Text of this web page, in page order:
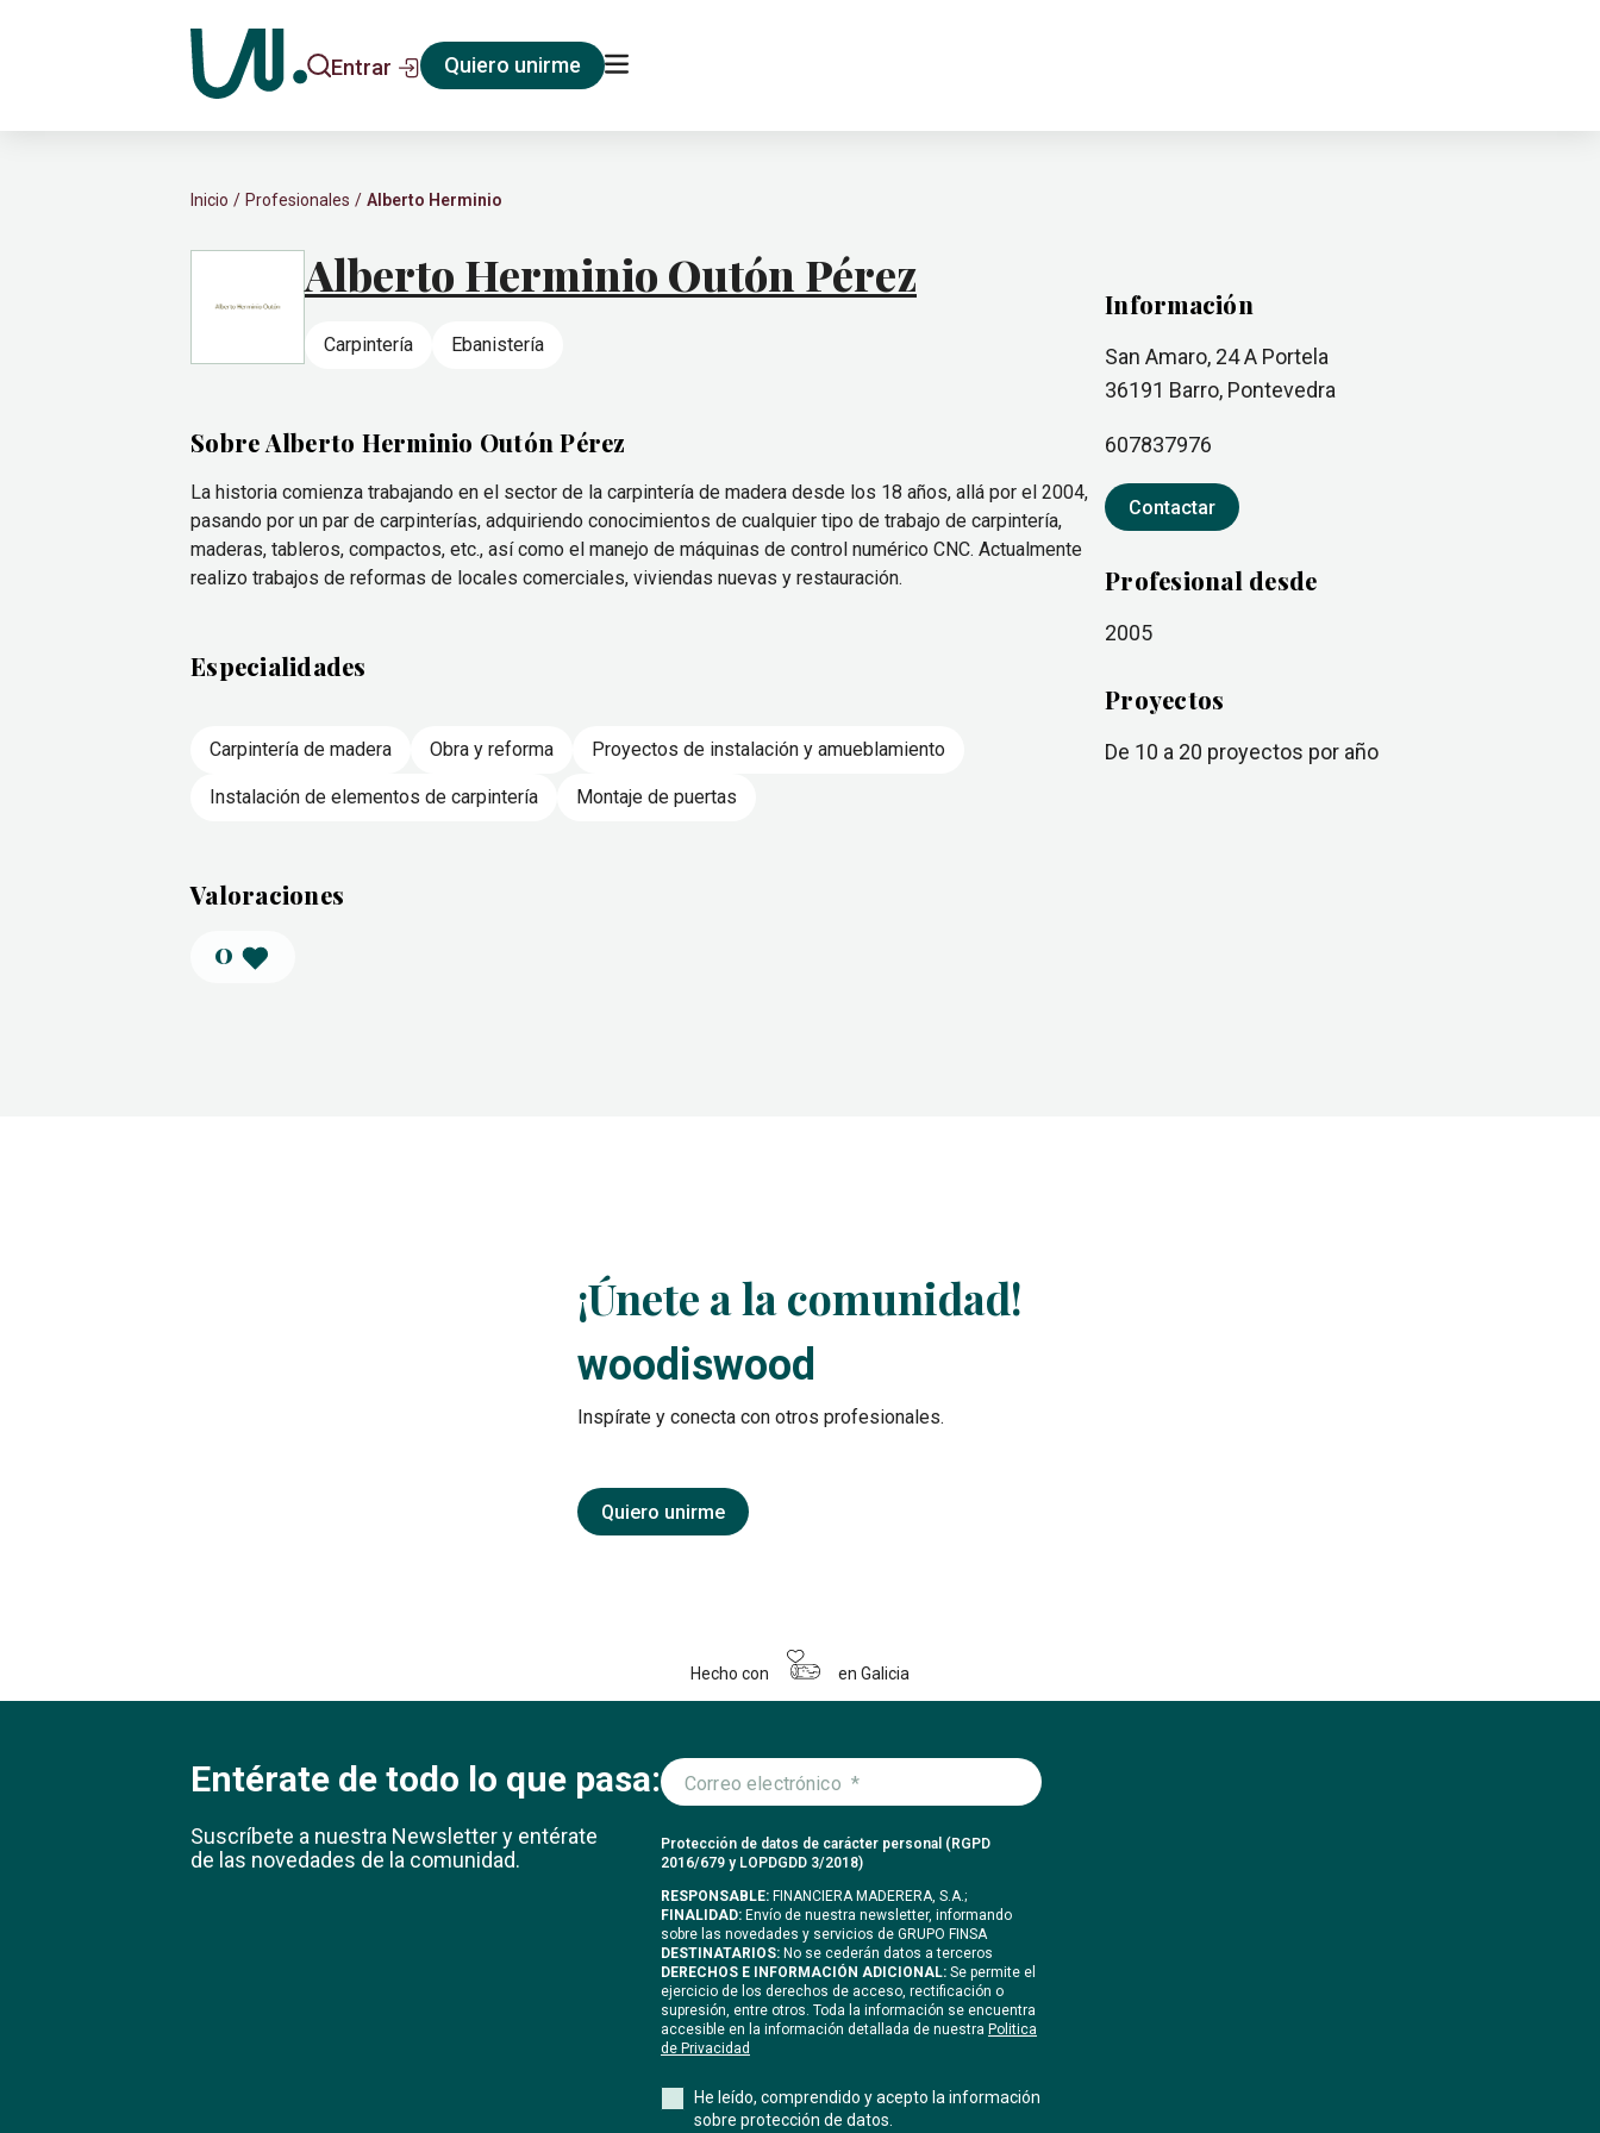
Entrar Quiero unirme
Inicio Profesionales Alberto Herminio
Alberto Herminio Outón Pérez
Carpintería Ebanistería
Sobre Alberto Herminio Outón Pérez
La historia comienza trabajando en el sector de la carpintería de madera desde los 18 años, allá por el 2004,
pasando por un par de carpinterías, adquiriendo conocimientos de cualquier tipo de trabajo de carpintería,
maderas, tableros, compactos, etc., así como el manejo de máquinas de control numérico CNC. Actualmente
realizo trabajos de reformas de locales comerciales, viviendas nuevas y restauración.
Especialidades
Carpintería de madera Obra y reforma Proyectos de instalación y amueblamiento
Instalación de elementos de carpintería Montaje de puertas
Valoraciones
0
Información
San Amaro, 24 A Portela
36191 Barro, Pontevedra
607837976
Contactar
Profesional desde
2005
Proyectos
de 10 a 20 proyectos por año
¡Únete a la comunidad!
woodiswood
Inspírate y conecta con otros profesionales.
Quiero unirme
Hecho con en Galicia
Entérate de todo lo que pasa:
Suscríbete a nuestra Newsletter y entérate
de las novedades de la comunidad.
Protección de datos de carácter personal (RGPD
2016/679 y LOPDGDD 3/2018)
RESPONSABLE: FINANCIERA MADERERA, S.A.;
FINALIDAD: Envío de nuestra newsletter, informando
sobre las novedades y servicios de GRUPO FINSA
DESTINATARIOS: No se cederán datos a terceros
DERECHOS E INFORMACIÓN ADICIONAL: Se permite el
ejercicio de los derechos de acceso, rectificación o
supresión, entre otros. Toda la información se encuentra
accesible en la información detallada de nuestra Politica
de Privacidad
He leído, comprendido y acepto la información
sobre protección de datos.